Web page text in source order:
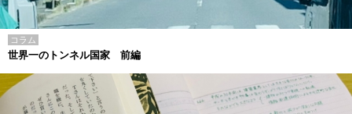
コラム
世界一のトンネル国家 前編